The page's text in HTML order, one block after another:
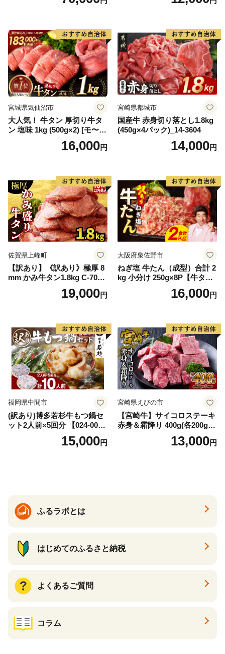
宮城県気仙沼市
大人気！ 牛タン 厚切り牛タ
ン 塩味 1kg (500g×2) [モ〜ラ
ンド 宮城県 気仙沼市 205646
60] 肉 牛肉 精肉 牛たん 牛タ
厚切り タン
16,000円
宮崎県都城市
国産牛 赤身切り落とし1.8kg
(450g×4パック)_14-3604
14,000円
佐賀県上峰町
【訳あり】《訳あり》極厚 8
mm かみ牛タン1.8kg C-709-
19,000円
大阪府泉佐野市
ねぎ塩 牛たん（成型）合計 2
kg 小分け 250g×8P【牛タン
牛肉 焼肉用 薄切り 訳あり サ
16,000円
福岡県中間市
(訳あり)博多若杉牛もつ鍋セ
ット2人前×5回分 【024-002
15,000円
宮崎県えびの市
【宮崎牛】サイコロステーキ
赤身＆霜降り 400g(各200g×
１P 計2P) 真空パック 冷凍
13,000円
ふるラボとは
はじめてのふるさと納税
よくあるご質問
コラム